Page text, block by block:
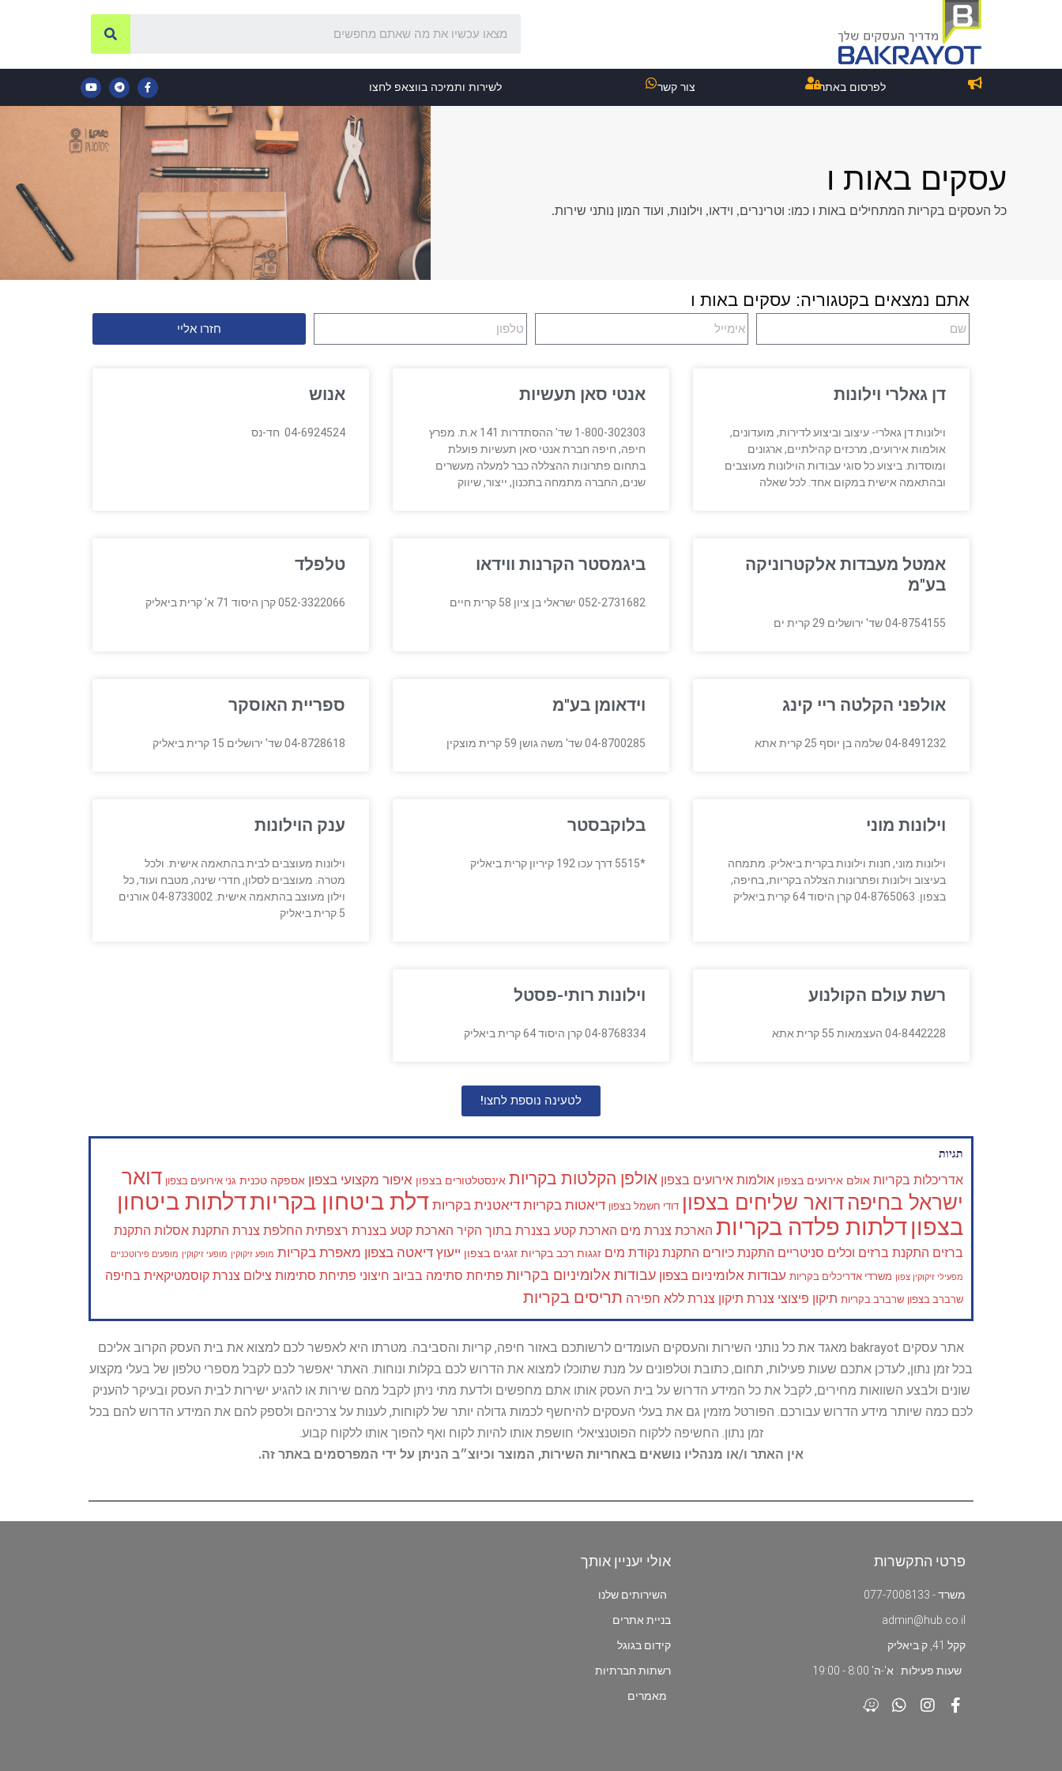
לפרסום באתר צור קשר לשירות ותמיכה בווצאפ לחצו
עסקים באות ו
כל העסקים בקריות המתחילים באות ו כמו: וטרינרים, וידאו, וילונות, ועוד המון נותני שירות.
אתם נמצאים בקטגוריה: עסקים באות ו
חזרו אליי
דן גאלרי וילונות
וילונות דן גאלרי- עיצוב וביצוע לדירות, מועדונים,
אולמות אירועים, מרכזים קהילתיים, ארגונים
ומוסדות. ביצוע כל סוגי עבודות הוילונות מעוצבים
ובהתאמה אישית במקום אחד. לכל שאלה
אנטי סאן תעשיות
1-800-302303 שד' ההסתדרות 141 א.ת. מפרץ
חיפה, חיפה חברת אנטי סאן תעשיות פועלת
בתחום פתרונות ההצללה כבר למעלה מעשרים
שנים, החברה מתמחה בתכנון, ייצור, שיווק
אנוש
04-6924524 חד-נס
אמטל מעבדות אלקטרוניקה
בע"מ
04-8754155 שד' ירושלים 29 קרית ים
ביגמסטר הקרנות ווידאו
052-2731682 ישראלי בן ציון 58 קרית חיים
טלפלד
052-3322066 קרן היסוד 71 א' קרית ביאליק
אולפני הקלטה ריי קינג
04-8491232 שלמה בן יוסף 25 קרית אתא
וידאומן בע"מ
04-8700285 שד' משה גושן 59 קרית מוצקין
ספריית האוסקר
04-8728618 שד' ירושלים 15 קרית ביאליק
וילונות מוני
וילונות מוני, חנות וילונות בקרית ביאליק. מתמחה
בעיצוב וילונות ופתרונות הצללה בקריות, בחיפה,
בצפון. 04-8765063 קרן היסוד 64 קרית ביאליק
בלוקבסטר
*5515 דרך עכו 192 קיריון קרית ביאליק
ענק הוילונות
וילונות מעוצבים לבית בהתאמה אישית. ולכל
מטרה. מעוצבים לסלון, חדרי שינה, מטבח ועוד, כל
וילון מעוצב בהתאמה אישית. 04-8733002 אורנים
5 קרית ביאליק
רשת עולם הקולנוע
04-8442228 העצמאות 55 קרית אתא
וילונות רותי-פסטל
04-8768334 קרן היסוד 64 קרית ביאליק
לטעינה נוספת לחצו!
תגיות
אדריכלות בקריות אולם אירועים בצפון אולמות אירועים בצפון אולפן הקלטות בקריות אינסטלטורים בצפון איפור מקצועי בצפון אספקה טכנית גני אירועים בצפון דואר
ישראל בחיפה דואר שליחים בצפון דודי חשמל בצפון דיאטות בקריות דיאטנית בקריות דלת ביטחון בקריותדלתות ביטחון
בצפון דלתות פלדה בקריות הארכת צנרת מים הארכת קטע בצנרת בתוך הקיר הארכת קטע בצנרת רצפתית החלפת צנרת התקנת אסלות התקנת
ברזים התקנת ברזים וכלים סניטריים התקנת כיורים התקנת נקודת מים זגגות רכב בקריות זגגים בצפון ייעוץ דיאטה בצפון מאפרת בקריות מופע זיקוקין מופעי זיקוקין מופעים פירוטכניים
מפעילי זיקוקין צפון משרדי אדריכלים בקריות עבודות אלומיניום בצפון עבודות אלומיניום בקריות פתיחת סתימה בביוב חיצוני פתיחת סתימות צילום צנרת קוסמטיקאית בחיפה
שרברב בצפון שרברב בקריות תיקון פיצוצי צנרת תיקון צנרת ללא חפירה תריסים בקריות
אתר עסקים bakrayot מאגד את כל נותני השירות והעסקים העומדים לרשותכם באזור חיפה, קריות והסביבה. מטרתו היא לאפשר לכם למצוא את בית העסק הקרוב אליכם
בכל זמן נתון, לעדכן אתכם שעות פעילות, תחום, כתובת וטלפונים על מנת שתוכלו למצוא את הדרוש לכם בקלות ונוחות. האתר יאפשר לכם לקבל מספרי טלפון של בעלי מקצוע
שונים ולבצע השוואות מחירים, לקבל את כל המידע הדרוש על בית העסק אותו אתם מחפשים ולדעת מתי ניתן לקבל מהם שירות או להגיע ישירות לבית העסק ובעיקר להעניק
לכם כמה שיותר מידע הדרוש עבורכם. הפורטל מזמין גם את בעלי העסקים להיחשף לכמות גדולה יותר של לקוחות, לענות על צרכיהם ולספק להם את המידע הדרוש להם בכל
זמן נתון. החשיפה ללקוח הפוטנציאלי חושפת אותו להיות לקוח ואף להפוך אותו ללקוח קבוע.
אין האתר ו/או מנהליו נושאים באחריות השירות, המוצר וכיוצ״ב הניתן על ידי המפרסמים באתר זה.
פרטי התקשרות
משרד - 077-7008133
admin@hub.co.il
קקל 41, ק.ביאליק
שעות פעילות : א'-ה' 8:00 - 19:00
אולי יעניין אותך
השירותים שלנו
בניית אתרים
קידום בגוגל
רשתות חברתיות
מאמרים